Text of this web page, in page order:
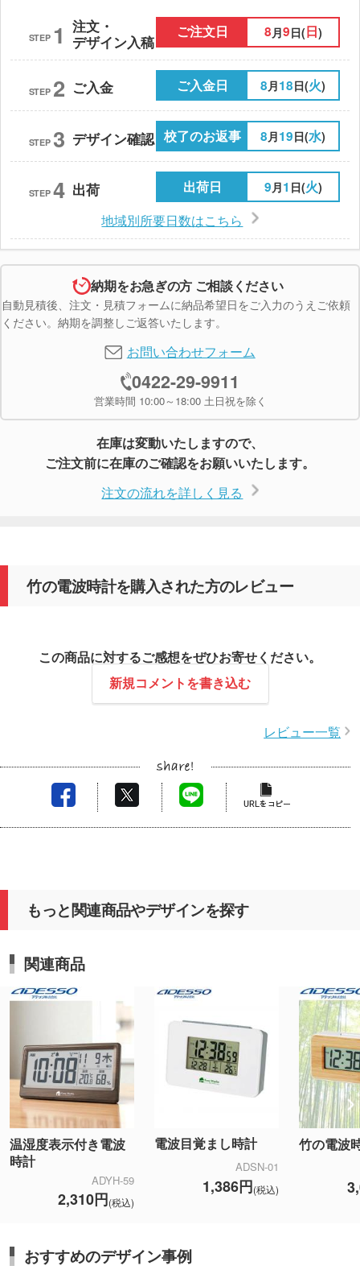
STEP 1 注文・
デザイン入稿
ご注文日 8 月9日(日)
STEP 2 ご入金 ご入金日 8月18日(火)
STEP 3 デザイン確認 校了のお返事 8月19日(水)
STEP 4 出荷 出荷日 9月1 日(火)
地域別所要日数はこちら
納期をお急ぎの方 ご相談ください
自動見積後、注文・見積フォームに納品希望日をご入力のうえご依頼
ください。納期を調整しご返答いたします。
お問い合わせフォーム
0422-29-9911
営業時間 10:00～18:00 土日祝を除く
在庫は変動いたしますので、
ご注文前に在庫のご確認をお願いいたします。
注文の流れを詳しく見る
竹の電波時計を購入された方のレビュー
この商品に対するご感想をぜひお寄せください。
新規コメントを書き込む
レビュー一覧
もっと関連商品やデザインを探す
関連商品
温湿度表示付き電波
時計
ADYH-59
2,310円(税込)
電波目覚まし時計
ADSN-01
1,386円(税込)
竹の電波
おすすめのデザイン事例